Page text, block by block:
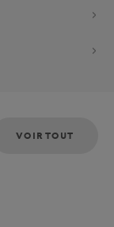
VOIR TOUT